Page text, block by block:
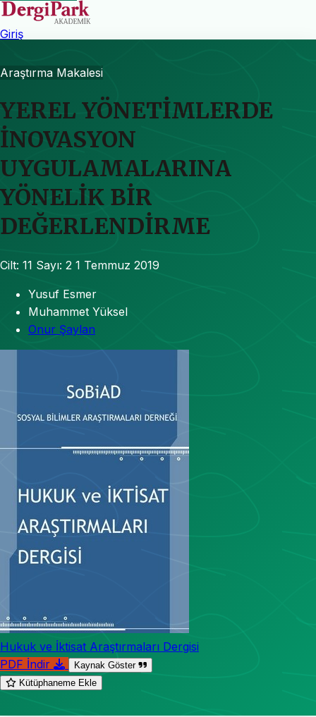
Giriş
Araştırma Makalesi
YEREL YÖNETİMLERDE
İNOVASYON
UYGULAMALARINA
YÖNELİK BİR
DEĞERLENDİRME
Cilt: 11 Sayı: 2 1 Temmuz 2019
Yusuf Esmer
Muhammet Yüksel
Onur Şaylan
Hukuk ve İktisat Araştırmaları Dergisi
PDF İndir
Kaynak Göster
Kütüphaneme Ekle